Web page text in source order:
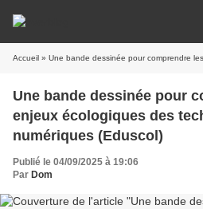
Accueil » Une bande dessinée pour comprendre les enjeux
Une bande dessinée pour
enjeux écologiques des
numériques (Eduscol)
Publié le 04/09/2025 à 19:06
Par Dom